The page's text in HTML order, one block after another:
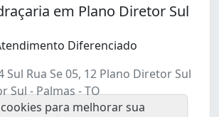
em Plano Diretor Sul
Diferenciado
Sul Rua Se 05, 12 Plano Diretor Sul
Sul - Palmas - TO
para melhorar sua